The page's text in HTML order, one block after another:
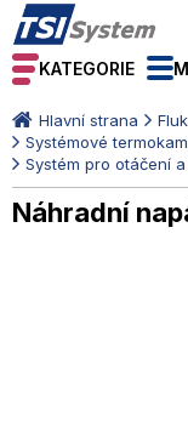
KATEGORIE
Hlavní strana
Systémové
Systém pro otáčení
Náhradní